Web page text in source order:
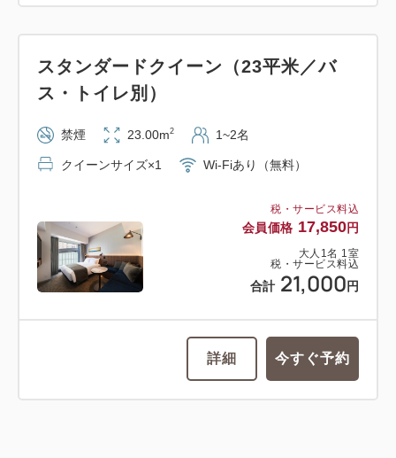
税・サービス料込
会員価格 17,850円
大人 1名 1室
税・サービス料込
合計 21,000 円
スタンダードクイーン（23平米／バ
ス・トイレ別）
禁煙 23.00m2 1~2名
クイーンサイズ×1 Wi-Fiあり（無料）
詳細 今すぐ予約